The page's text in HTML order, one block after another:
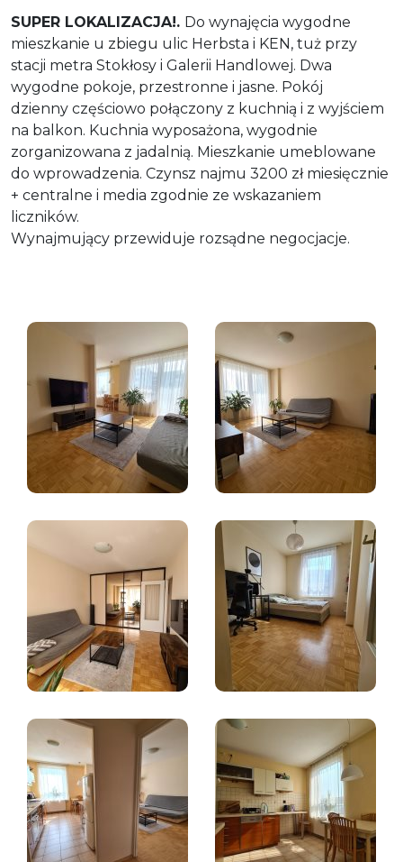
SUPER LOKALIZACJA!. Do wynajęcia wygodne
mieszkanie u zbiegu ulic Herbsta i KEN, tuż przy
stacji metra Stokłosy i Galerii Handlowej. Dwa
wygodne pokoje, przestronne i jasne. Pokój
dzienny częściowo połączony z kuchnią i z wyjściem
na balkon. Kuchnia wyposażona, wygodnie
zorganizowana z jadalnią. Mieszkanie umeblowane
do wprowadzenia. Czynsz najmu 3200 zł miesięcznie
+ centralne i media zgodnie ze wskazaniem
liczników.
Wynajmujący przewiduje rozsądne negocjacje.